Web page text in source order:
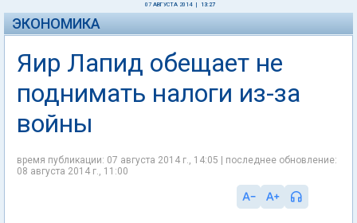
07 АВГУСТА 2014 13:27
ЭКОНОМИКА
Яир Лапид обещает не
поднимать налоги из-за
войны
время публикации: 07 августа 2014 г., 14:05 | последнее обновление:
08 августа 2014 г., 11:00